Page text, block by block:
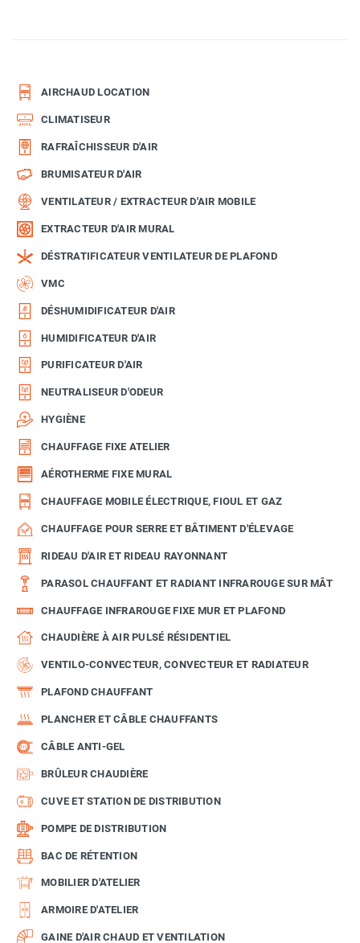
AIRCHAUD LOCATION
CLIMATISEUR
RAFRAÎCHISSEUR D'AIR
BRUMISATEUR D'AIR
VENTILATEUR / EXTRACTEUR D'AIR MOBILE
EXTRACTEUR D'AIR MURAL
DÉSTRATIFICATEUR VENTILATEUR DE PLAFOND
VMC
DÉSHUMIDIFICATEUR D'AIR
HUMIDIFICATEUR D'AIR
PURIFICATEUR D'AIR
NEUTRALISEUR D'ODEUR
HYGIÈNE
CHAUFFAGE FIXE ATELIER
AÉROTHERME FIXE MURAL
CHAUFFAGE MOBILE ÉLECTRIQUE, FIOUL ET GAZ
CHAUFFAGE POUR SERRE ET BÂTIMENT D'ÉLEVAGE
RIDEAU D'AIR ET RIDEAU RAYONNANT
PARASOL CHAUFFANT ET RADIANT INFRAROUGE SUR MÂT
CHAUFFAGE INFRAROUGE FIXE MUR ET PLAFOND
CHAUDIÈRE À AIR PULSÉ RÉSIDENTIEL
VENTILO-CONVECTEUR, CONVECTEUR ET RADIATEUR
PLAFOND CHAUFFANT
PLANCHER ET CÂBLE CHAUFFANTS
CÂBLE ANTI-GEL
BRÛLEUR CHAUDIÈRE
CUVE ET STATION DE DISTRIBUTION
POMPE DE DISTRIBUTION
BAC DE RÉTENTION
MOBILIER D'ATELIER
ARMOIRE D'ATELIER
GAINE D'AIR CHAUD ET VENTILATION